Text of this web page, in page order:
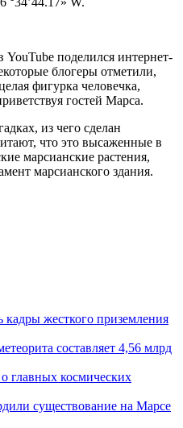
поделился интернет-
блогеры отметили,
фигурка человечка,
гостей Марса.
из чего сделан
что это высаженные в
марсианские растения,
марсианского здания.
жесткого приземления
составляет 4,56 млрд
главных космических
существование на Марсе